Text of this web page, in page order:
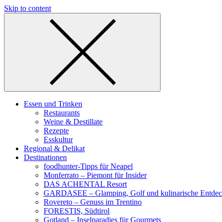
Skip to content
Essen und Trinken
Restaurants
Weine & Destillate
Rezepte
Esskultur
Regional & Delikat
Destinationen
foodhunter-Tipps für Neapel
Monferrato – Piemont für Insider
DAS ACHENTAL Resort
GARDASEE – Glamping, Golf und kulinarische
Rovereto – Genuss im Trentino
FORESTIS, Südtirol
Gotland – Inselparadies für Gourmets